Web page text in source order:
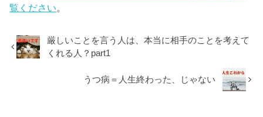
覧ください。
厳しいことを言う人は、本当に相手のことを考えて
くれる人？part1
うつ病＝人生終わった、じゃない